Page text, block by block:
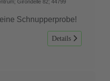
Girondelle 82; 44799
Schnupperprobe!
Details